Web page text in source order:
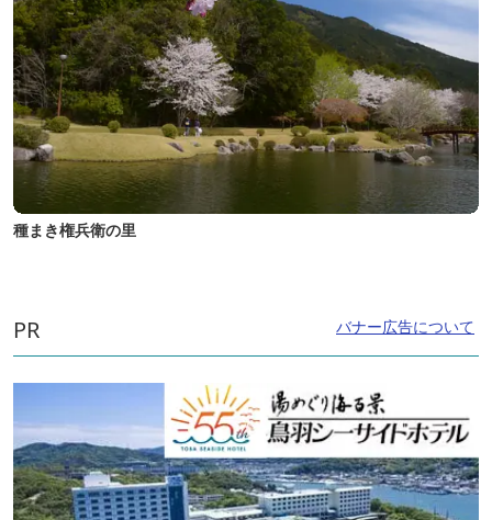
種まき権兵衛の里
PR バナー広告について